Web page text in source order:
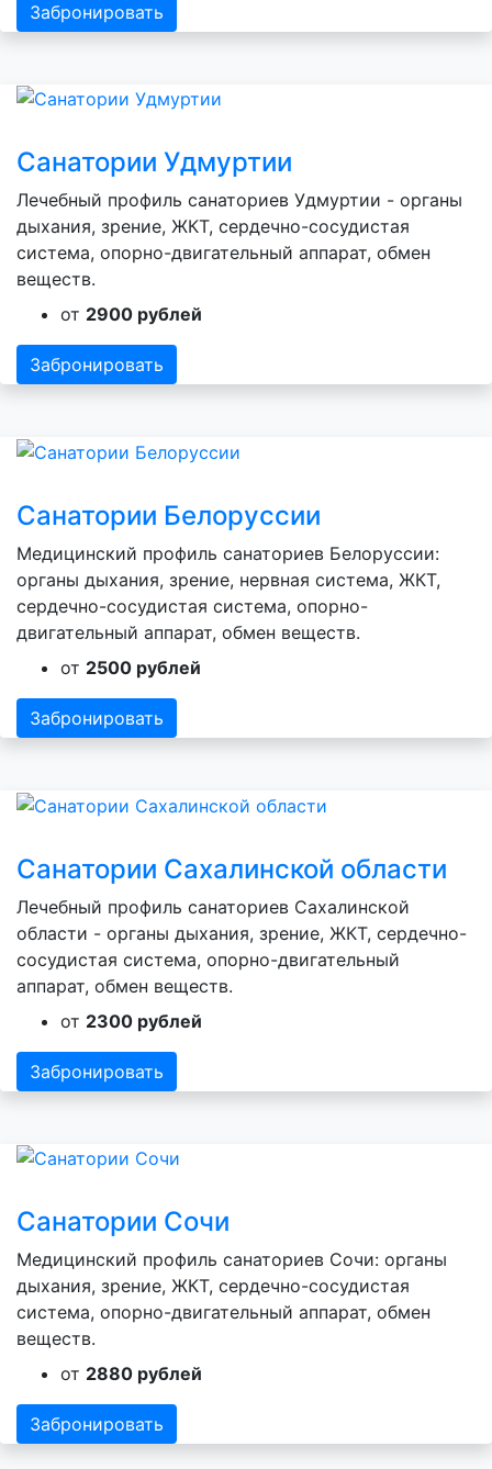
Забронировать
Санатории Удмуртии
Лечебный профиль санаториев Удмуртии - органы
дыхания, зрение, ЖКТ, сердечно-сосудистая
система, опорно-двигательный аппарат, обмен
веществ.
от 2900 рублей
Забронировать
Санатории Белоруссии
Медицинский профиль санаториев Белоруссии:
органы дыхания, зрение, нервная система, ЖКТ,
сердечно-сосудистая система, опорно-
двигательный аппарат, обмен веществ.
от 2500 рублей
Забронировать
Санатории Сахалинской области
Лечебный профиль санаториев Сахалинской
области - органы дыхания, зрение, ЖКТ, сердечно-
сосудистая система, опорно-двигательный
аппарат, обмен веществ.
от 2300 рублей
Забронировать
Санатории Сочи
Медицинский профиль санаториев Сочи: органы
дыхания, зрение, ЖКТ, сердечно-сосудистая
система, опорно-двигательный аппарат, обмен
веществ.
от 2880 рублей
Забронировать